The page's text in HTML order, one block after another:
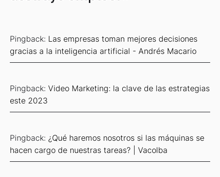
Pingback: Las empresas toman mejores decisiones
gracias a la inteligencia artificial - Andrés Macario
Pingback: Video Marketing: la clave de las estrategias
este 2023
Pingback: ¿Qué haremos nosotros si las máquinas se
hacen cargo de nuestras tareas? | Vacolba